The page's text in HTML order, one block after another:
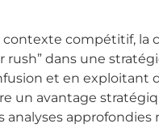
contexte compétitif, la
rush” dans une
et en exploitant
un avantage
analyses